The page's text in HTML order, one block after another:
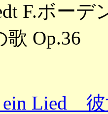
F.ボー
歌 Op.36
ein Lied